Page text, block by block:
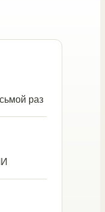
раз